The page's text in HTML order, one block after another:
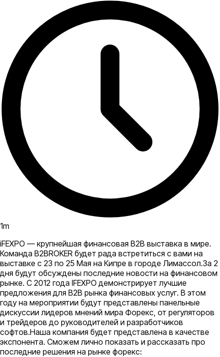
1m
iFEXPO — крупнейшая финансовая B2B выставка в мире.
Команда B2BROKER будет рада встретиться с вами на
выставке с 23 по 25 Мая на Кипре в городе Лимассол.За 2
дня будут обсуждены последние новости на финансовом
рынке. C 2012 года IFEXPO демонстрирует лучшие
предложения для B2B рынка финансовых услуг. В этом
году на мероприятии будут представлены панельные
дискуссии лидеров мнений мира Форекс, от регуляторов
и трейдеров до руководителей и разработчиков
софтов.Наша компания будет представлена в качестве
экспонента. Сможем лично показать и рассказать про
последние решения на рынке форекс: